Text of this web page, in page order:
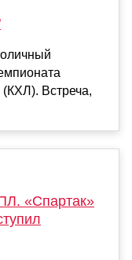
(КХЛ). Встреча,
«Спартак»